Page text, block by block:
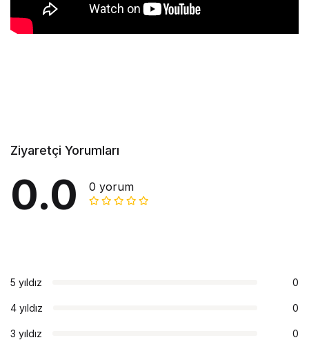
Ziyaretçi Yorumları
0.0 0 yorum
5 yıldız 0
4 yıldız 0
3 yıldız 0